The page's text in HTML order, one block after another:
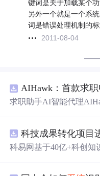
键词是关于加载某个
另外一个就是一个系
词是错误处理机制的标
2011-08-04
——
AIHawk：首款求
求职助手AI智能代理
科易网基于40亿+科创知